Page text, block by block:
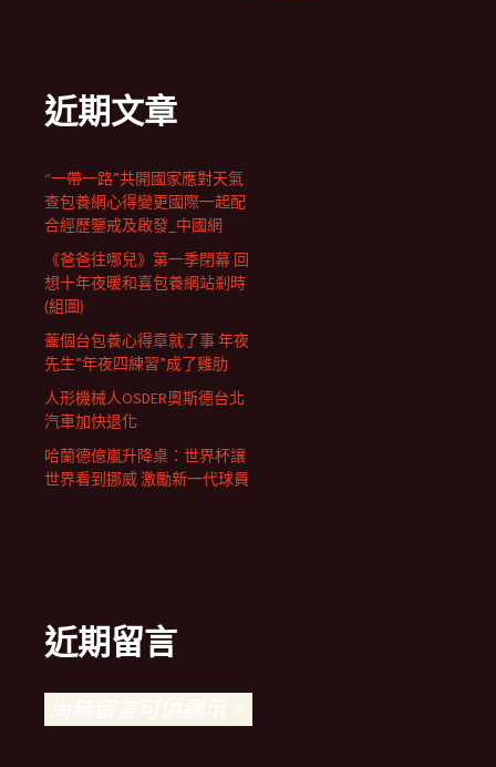
近期文章
“一帶一路”共開國家應對天氣
查包養網心得變更國際一起配
合經歷鑒戒及啟發_中國網
《爸爸往哪兒》第一季閉幕 回
想十年夜暖和喜包養網站剎時
(組圖)
蓋個台包養心得章就了事 年夜
先生”年夜四練習”成了雞肋
人形機械人OSDER奧斯德台北
汽車加快退化
哈蘭德億嵐升降桌：世界杯讓
世界看到挪威 激勵新一代球員
近期留言
尚無留言可供顯示。